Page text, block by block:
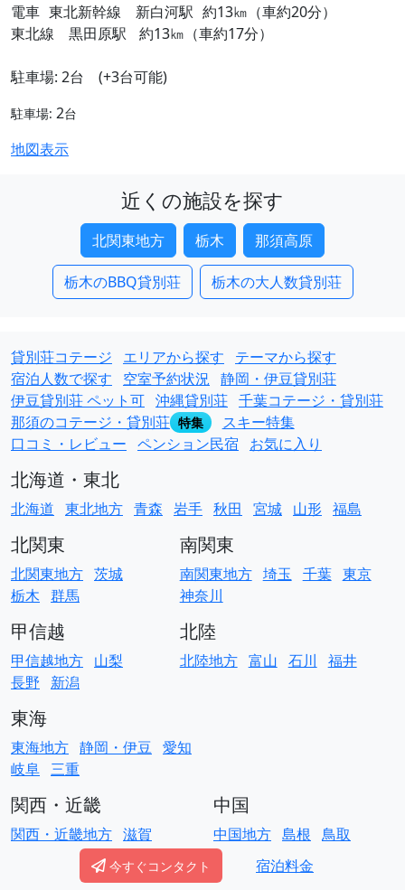
電車 東北新幹線 新白河駅 約13㎞（車約20分）
東北線 黒田原駅 約13㎞（車約17分）
駐車場: 2台 (+3台可能)
駐車場: 2台
地図表示
今すぐコンタクト 宿泊料金
近くの施設を探す
北関東地方 栃木 那須高原
栃木のBBQ貸別荘 栃木の大人数貸別荘
貸別荘コテージ エリアから探す
テーマから探す
宿泊人数で探す
空室予約状況 静岡・伊豆貸別荘
伊豆貸別荘 ペット可 沖縄貸別荘 千葉コテージ・貸別荘
那須のコテージ・貸別荘 特集
スキー特集
口コミ・レビュー ペンション民宿 お気に入り
北海道・東北
北海道 東北地方 青森 岩手 秋田 宮城 山形 福島
北関東
北関東地方 茨城
栃木 群馬
南関東
南関東地方 埼玉 千葉 東京
神奈川
甲信越
甲信越地方 山梨
長野
新潟
北陸
北陸地方 富山 石川 福井
東海
東海地方 静岡・伊豆 愛知
岐阜 三重
関西・近畿
関西・近畿地方 滋賀
兵庫
中国
中国地方 島根 鳥取
岡山
広島 山口